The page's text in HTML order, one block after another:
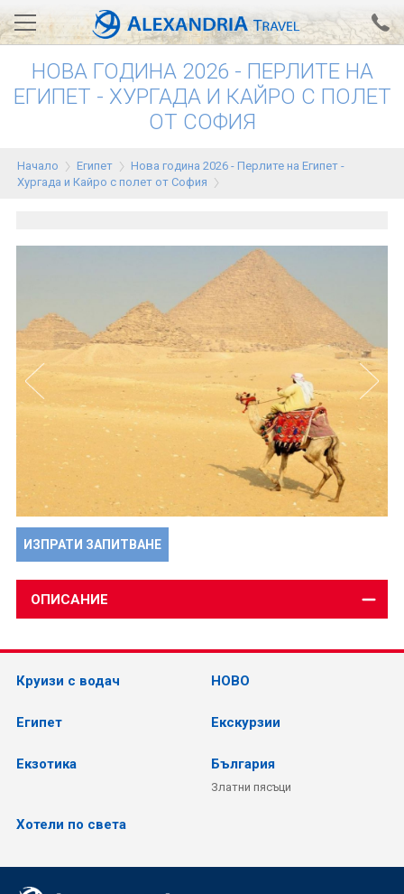
Вход за агенти Проверка на резервация
АЛЕКСАНДРИЯ хотели
Тунис
0700 18 308
НОВА ГОДИНА 2026 - ПЕРЛИТЕ НА
ЕГИПЕТ - ХУРГАДА И КАЙРО С ПОЛЕТ
ОТ СОФИЯ
Начало Египет
Нова година 2026 - Перлите на Египет -
Хургада и Кайро с полет от София
ИЗПРАТИ ЗАПИТВАНЕ
ОПИСАНИЕ
Круизи с водач НОВО
Египет Екскурзии
Екзотика България
Златни пясъци
Хотели по света